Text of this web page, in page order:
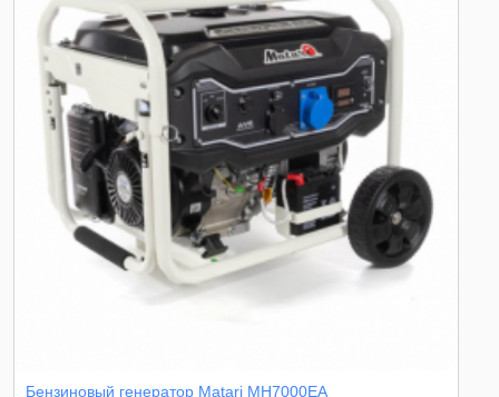
Бензиновый генератор Matari MH7000EA